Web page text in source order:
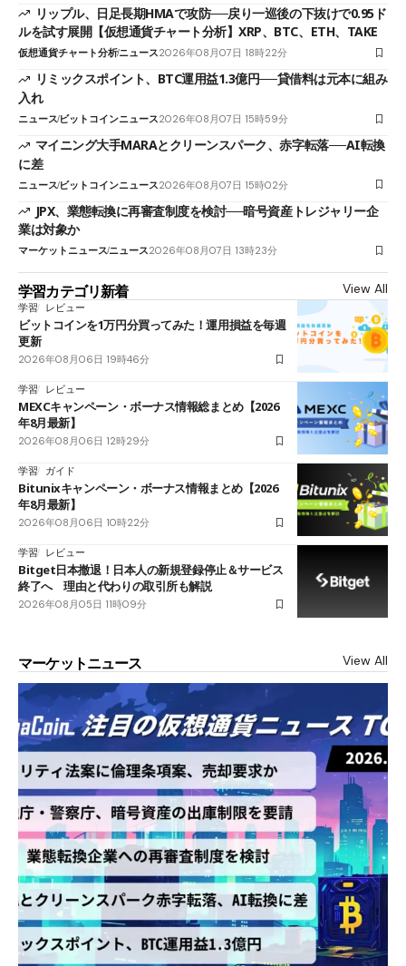
リップル、日足長期HMAで攻防──戻り一巡後の下抜けで0.95ド
ルを試す展開【仮想通貨チャート分析】XRP、BTC、ETH、TAKE
仮想通貨チャート分析ニュース2026年08月07日 18時22分
リミックスポイント、BTC運用益1.3億円──貸借料は元本に組み
入れ
ニュースビットコインニュース2026年08月07日 15時59分
マイニング大手MARAとクリーンスパーク、赤字転落──AI転換
に差
ニュースビットコインニュース2026年08月07日 15時02分
JPX、業態転換に再審査制度を検討──暗号資産トレジャリー企
業は対象か
マーケットニュースニュース2026年08月07日 13時23分
学習カテゴリ新着 View All
学習 レビュー
ビットコインを1万円分買ってみた！運用損益を毎週
更新
2026年08月06日 19時46分
学習 レビュー
MEXCキャンペーン・ボーナス情報総まとめ【2026
年8月最新】
2026年08月06日 12時29分
学習 ガイド
Bitunixキャンペーン・ボーナス情報まとめ【2026
年8月最新】
2026年08月06日 10時22分
学習 レビュー
Bitget日本撤退！日本人の新規登録停止＆サービス
終了へ 理由と代わりの取引所も解説
2026年08月05日 11時09分
マーケットニュース View All